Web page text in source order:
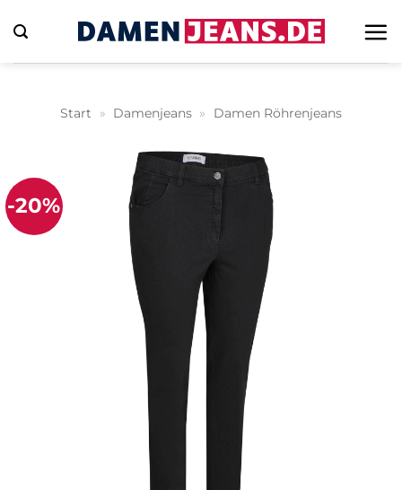
Inhalt
springen
Start » Damenjeans » Damen Röhrenjeans
-20%